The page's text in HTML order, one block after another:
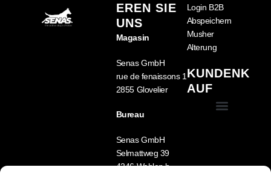
EREN SIE
UNS
Magasin
Senas GmbH
rue de fenaissons 1
2855 Glovelier
Bureau
Senas GmbH
Selmattweg 39
4246 Wahlen b.
Login B2B
Abspeichern
Musher
Alterung
KUNDENK
AUF